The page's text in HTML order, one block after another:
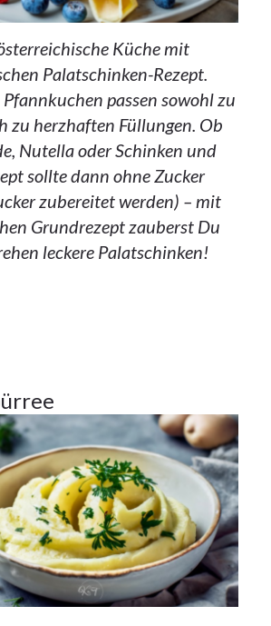
Küche mit
Palatschinken-Rezept.
passen sowohl zu
zu herzhaften Füllungen. Ob
Nutella oder Schinken und
sollte dann ohne Zucker
zubereitet werden) – mit
Grundrezept zauberst Du
leckere Palatschinken!